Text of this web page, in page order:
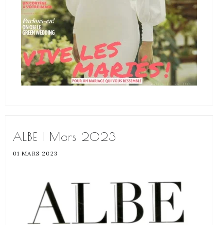
ALBE | Mars 2023
01 MARS 2023